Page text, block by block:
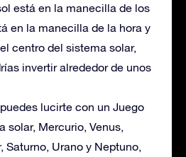
está en la manecilla de los
en la manecilla de la hora y
centro del sistema solar,
invertir alrededor de unos
lucirte con un Juego
solar, Mercurio, Venus,
Saturno, Urano y Neptuno,